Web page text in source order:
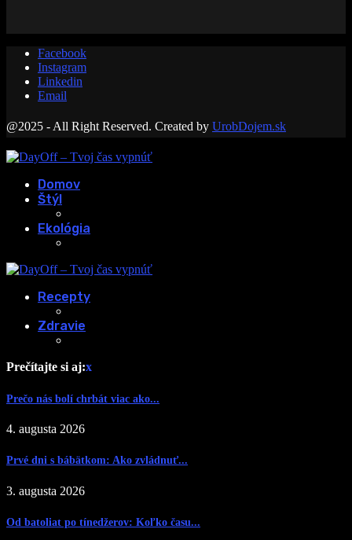
Facebook
Instagram
Linkedin
Email
@2025 - All Right Reserved. Created by UrobDojem.sk
Domov
Štýl
Ekológia
Recepty
Zdravie
Prečítajte si aj:x
Prečo nás bolí chrbát viac ako...
4. augusta 2026
Prvé dni s bábätkom: Ako zvládnuť...
3. augusta 2026
Od batoliat po tínedžerov: Koľko času...